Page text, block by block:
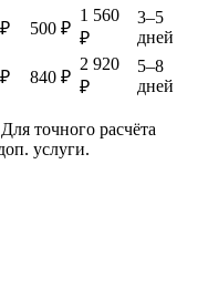
500 ₽
1 560
₽
3–5
дней
840 ₽
2 920
₽
5–8
дней
точного расчёта
услуги.